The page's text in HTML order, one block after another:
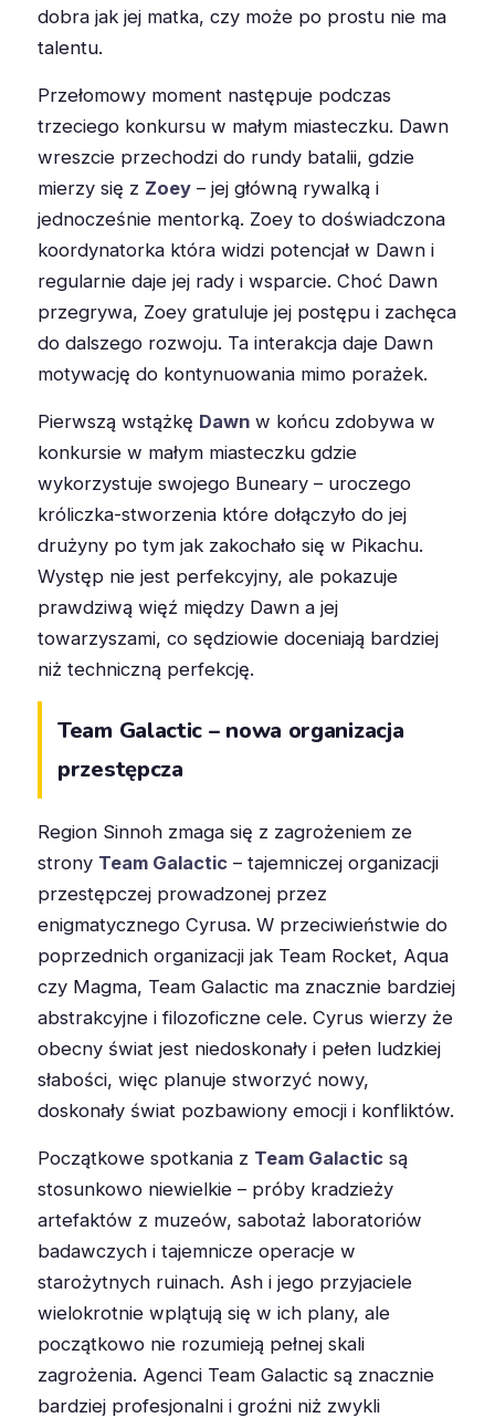
dobra jak jej matka, czy może po prostu nie ma
talentu.
Przełomowy moment następuje podczas
trzeciego konkursu w małym miasteczku. Dawn
wreszcie przechodzi do rundy batalii, gdzie
mierzy się z Zoey – jej główną rywalką i
jednocześnie mentorką. Zoey to doświadczona
koordynatorka która widzi potencjał w Dawn i
regularnie daje jej rady i wsparcie. Choć Dawn
przegrywa, Zoey gratuluje jej postępu i zachęca
do dalszego rozwoju. Ta interakcja daje Dawn
motywację do kontynuowania mimo porażek.
Pierwszą wstążkę Dawn w końcu zdobywa w
konkursie w małym miasteczku gdzie
wykorzystuje swojego Buneary – uroczego
króliczka-stworzenia które dołączyło do jej
drużyny po tym jak zakochało się w Pikachu.
Występ nie jest perfekcyjny, ale pokazuje
prawdziwą więź między Dawn a jej
towarzyszami, co sędziowie doceniają bardziej
niż techniczną perfekcję.
Team Galactic – nowa organizacja
przestępcza
Region Sinnoh zmaga się z zagrożeniem ze
strony Team Galactic – tajemniczej organizacji
przestępczej prowadzonej przez
enigmatycznego Cyrusa. W przeciwieństwie do
poprzednich organizacji jak Team Rocket, Aqua
czy Magma, Team Galactic ma znacznie bardziej
abstrakcyjne i filozoficzne cele. Cyrus wierzy że
obecny świat jest niedoskonały i pełen ludzkiej
słabości, więc planuje stworzyć nowy,
doskonały świat pozbawiony emocji i konfliktów.
Początkowe spotkania z Team Galactic są
stosunkowo niewielkie – próby kradzieży
artefaktów z muzeów, sabotaż laboratoriów
badawczych i tajemnicze operacje w
starożytnych ruinach. Ash i jego przyjaciele
wielokrotnie wplątują się w ich plany, ale
początkowo nie rozumieją pełnej skali
zagrożenia. Agenci Team Galactic są znacznie
bardziej profesjonalni i groźni niż zwykli